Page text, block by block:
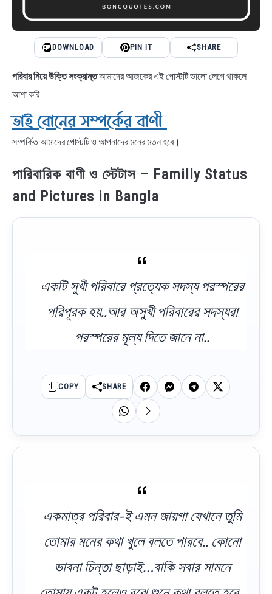
DOWNLOAD PIN IT SHARE
পরিবার নিয়ে উক্তি সংক্রান্তআমাদের আজকের এই পোস্টটি ভালো লেগে থাকলে
আশা করি
ভাই বোনের সম্পর্কের বাণী
সম্পর্কিত আমাদের পোস্টটি ও আপনাদের মনের মতন হবে।
পারিবারিক বাণী ও স্টেটাস – Familly Status
and Pictures in Bangla
একটি সুখী পরিবারে প্রত্যেক সদস্য পরস্পরের
পরিপূরক হয়..আর অসুখী পরিবারের সদস্যরা
পরস্পরের মূল্য দিতে জানে না..
COPY SHARE
একমাত্র পরিবার-ই এমন জায়গা যেখানে তুমি
তোমার মনের কথা খুলে বলতে পারবে.. কোনো
ভাবনা চিন্তা ছাড়াই…বাকি সবার সামনে